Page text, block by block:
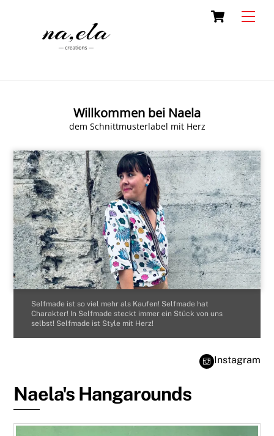
Cart
Willkommen bei Naela
dem Schnittmusterlabel mit Herz
Selfmade ist so viel mehr als Kaufen! Selfmade hat
Charakter! In Selfmade steckt immer ein Stück von uns
selbst! Selfmade ist Style mit Herz!
Instagram
Naela's Hangarounds